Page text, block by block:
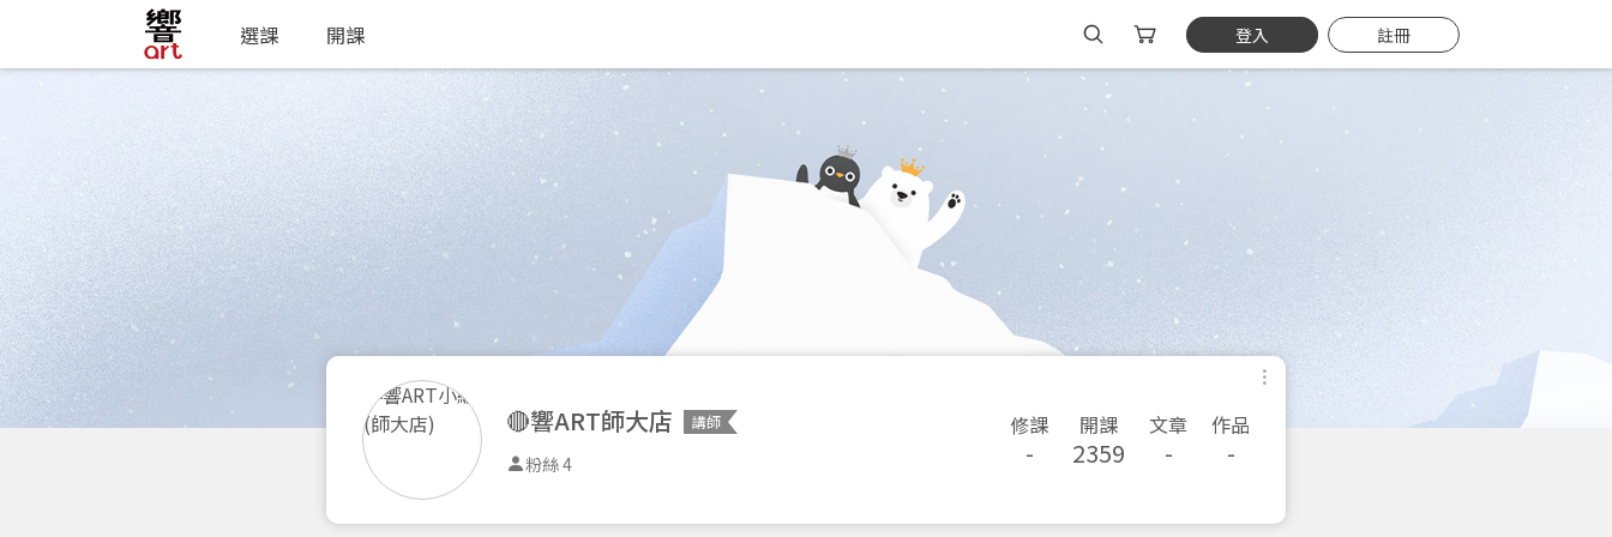
選課 開課 登入 註冊
🔴響ART師大店 講師
粉絲 4
修課
-
開課
2359
文章
-
作品
-